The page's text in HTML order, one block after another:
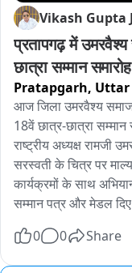
Vikash Gupta
प्रतापगढ़ में उमरवैश्य
छात्रा सम्मान समारोह
Pratapgarh, Uttar
आज जिला उमरवैश्य समाज
18वें छात्र-छात्रा
राष्ट्रीय अध्यक्ष रामजी
सरस्वती के चित्र पर
कार्यक्रमों के साथ
सम्मान पत्र और मेडल
0
0 Share